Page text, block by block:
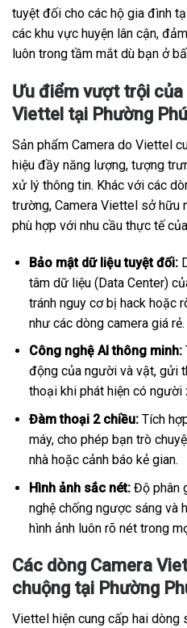
tuyệt đối cho các hộ gia đình
các khu vực huyện lân cận,
luôn trong tầm mắt dù bạn ở
Ưu điểm vượt trội
Viettel tại Phường
Sản phẩm Camera do Viettel
hiệu đầy năng lượng, tượng
xử lý thông tin. Khác với các
trường, Camera Viettel sở hữu
phù hợp với nhu cầu thực tế
Bảo mật dữ liệu tuyệt đối:
tâm dữ liệu (Data Center)
tránh nguy cơ bị hack hoặc
như các dòng camera giá rẻ.
Công nghệ AI thông minh:
động của người và vật, gửi
thoại khi phát hiện có người
Đàm thoại 2 chiều:Tích
máy, cho phép bạn trò
nhà hoặc cảnh báo kẻ gian.
Hình ảnh sắc nét:Độ phân
nghệ chống ngược sáng và
hình ảnh luôn rõ nét trong
Các dòng Camera
chuộng tại Phường
Viettel hiện cung cấp hai dòng